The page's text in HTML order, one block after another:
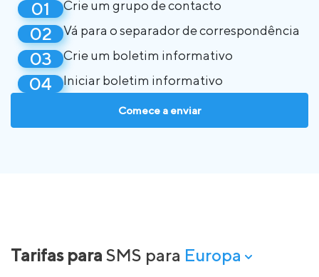
Crie um grupo de contacto
Vá para o separador de correspondência
Crie um boletim informativo
Iniciar boletim informativo
Comece a enviar
Tarifas para SMS para Europa